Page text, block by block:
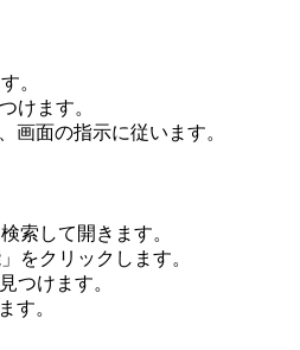
。
けます。
画面の指示に従います。
索して開きます。
をクリックします。
つけます。
す。